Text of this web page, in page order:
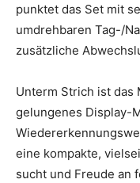
punktet das Set mit
umdrehbaren Tag-/
zusätzliche
Unterm Strich ist das
gelungenes Display-
eine kompakte,
sucht und Freude an